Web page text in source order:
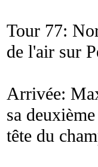
Tour 77:
de l'air sur
Arrivée:
sa
tête du